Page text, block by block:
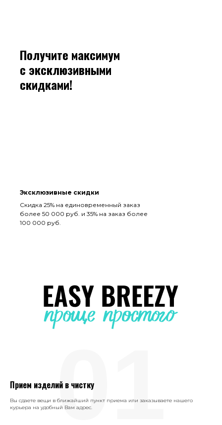
Получите максимум
с эксклюзивными
скидками!
Эксклюзивные скидки
Скидка 25% на единовременный заказ
более 50 000 руб. и 35% на заказ более
100 000 руб.
Прием изделий в чистку
Вы сдаете вещи в ближайший пункт приема или заказываете нашего
курьера на удобный Вам адрес.01